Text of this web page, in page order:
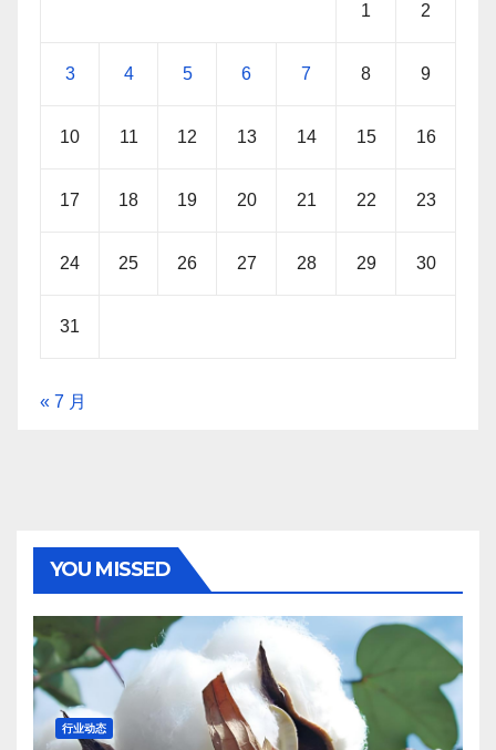
1 2
3 4 5 6 7 8 9
10 11 12 13 14 15 16
17 18 19 20 21 22 23
24 25 26 27 28 29 30
31
« 7 月
YOU MISSED
行业动态